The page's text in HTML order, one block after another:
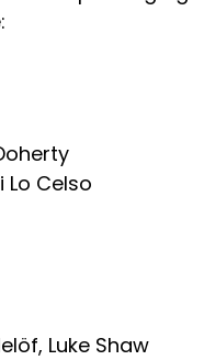
Lo Celso
Luke Shaw